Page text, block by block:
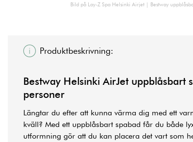
Bild på Lay-Z Spa Helsinki Airjet | Bestway
Produktbeskrivning:
Bestway Helsinki AirJet uppblåsbart
personer
Längtar du efter att kunna värma dig med ett
kväll? Med ett uppblåsbart spabad får du både
utformning gör att du kan placera det vart som